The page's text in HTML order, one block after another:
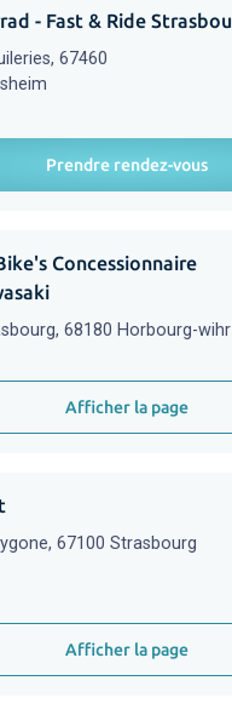
- Fast & Ride
67460
Prendre rendez-vous
Concessionnaire
68180 Horbourg-wihr
Afficher la page
67100 Strasbourg
Afficher la page